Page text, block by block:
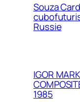
Souza
Russie
IGOR
1985